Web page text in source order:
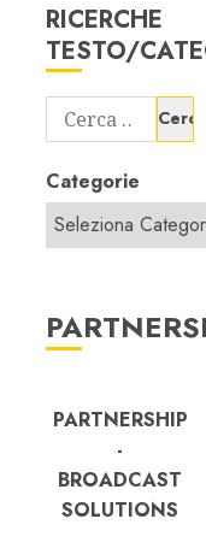
RICERCHE
TESTO/
Ricerca
per:
Categorie
PARTNERSHIP
-
BROADCAST
SOLUTIONS